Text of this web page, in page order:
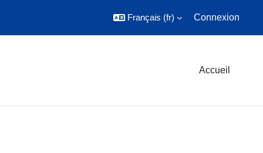
Français ‎(fr)‎ Connexion
Accueil